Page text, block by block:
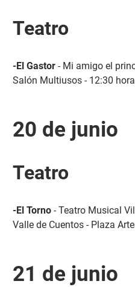
Teatro
-El Gastor- Mi amigo el
Salón Multiusos - 12:30
20 de junio
Teatro
-El Torno- Teatro Musical
Valle de Cuentos - Plaza
21 de junio